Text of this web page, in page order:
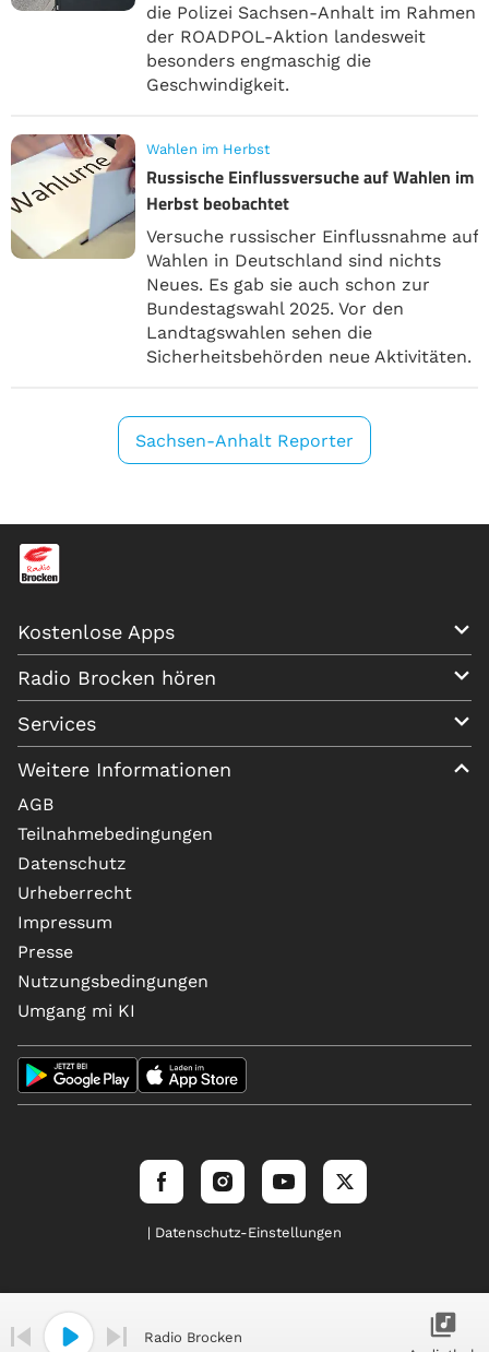
die Polizei Sachsen-Anhalt im Rahmen
der ROADPOL-Aktion landesweit
besonders engmaschig die
Geschwindigkeit.
Wahlen im Herbst
Russische Einflussversuche auf Wahlen im
Herbst beobachtet
Versuche russischer Einflussnahme auf
Wahlen in Deutschland sind nichts
Neues. Es gab sie auch schon zur
Bundestagswahl 2025. Vor den
Landtagswahlen sehen die
Sicherheitsbehörden neue Aktivitäten.
Sachsen-Anhalt Reporter
Kostenlose Apps
Radio Brocken hören
Services
Weitere Informationen
AGB
Teilnahmebedingungen
Datenschutz
Urheberrecht
Impressum
Presse
Nutzungsbedingungen
Umgang mi KI
| Datenschutz-Einstellungen
Radio Brocken